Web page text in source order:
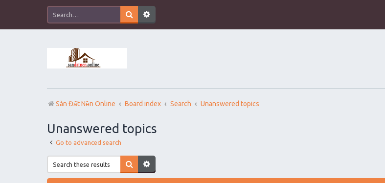
Sàn Đất Nền Online Board index Search Unanswered topics
Unanswered topics
Go to advanced search